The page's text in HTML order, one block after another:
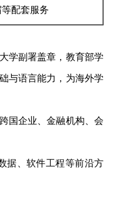
配套服务
学副署盖章，教育部学
与语言能力，为海外学
国企业、金融机构、会
据、软件工程等前沿方